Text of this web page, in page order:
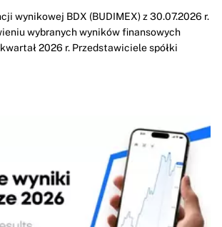
wynikowej BDX (BUDIMEX) z 30.07.2026 r.
wybranych wyników finansowych
2026 r. Przedstawiciele spółki